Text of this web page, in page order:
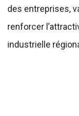
des entreprises,
renforcer
industrielle